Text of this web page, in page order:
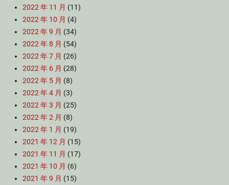
2022 年 11 月 (11)
2022 年 10 月 (4)
2022 年 9 月 (34)
2022 年 8 月 (54)
2022 年 7 月 (26)
2022 年 6 月 (28)
2022 年 5 月 (8)
2022 年 4 月 (3)
2022 年 3 月 (25)
2022 年 2 月 (8)
2022 年 1 月 (19)
2021 年 12 月 (15)
2021 年 11 月 (17)
2021 年 10 月 (6)
2021 年 9 月 (15)